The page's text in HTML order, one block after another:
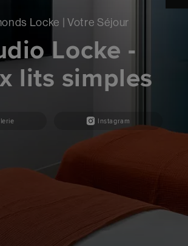
Locke | Votre Séjour
Locke -
lits simples
Instagram